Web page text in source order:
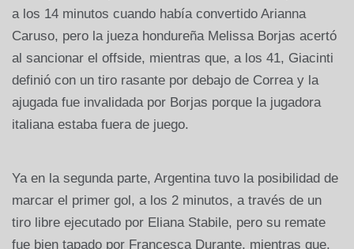
a los 14 minutos cuando había convertido Arianna
Caruso, pero la jueza hondureña Melissa Borjas acertó
al sancionar el offside, mientras que, a los 41, Giacinti
definió con un tiro rasante por debajo de Correa y la
ajugada fue invalidada por Borjas porque la jugadora
italiana estaba fuera de juego.
Ya en la segunda parte, Argentina tuvo la posibilidad de
marcar el primer gol, a los 2 minutos, a través de un
tiro libre ejecutado por Eliana Stabile, pero su remate
fue bien tapado por Francesca Durante, mientras que,